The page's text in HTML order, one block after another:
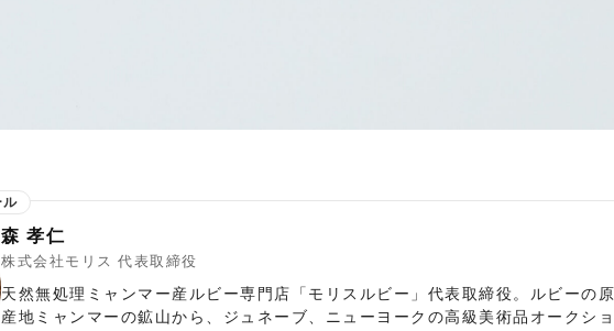
森 孝仁
株式会社モリス 代表取締役
天然無処理ミャンマー産ルビー専門店「モリスルビー」代表取締役。ルビーの原
産地ミャンマーの鉱山から、ジュネーブ、ニューヨークの高級美術品オークショ